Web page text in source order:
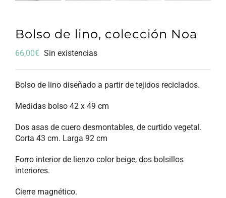
Bolso de lino, colección Noa
66,00€ Sin existencias
Bolso de lino diseñado a partir de tejidos reciclados.
Medidas bolso 42 x 49 cm
Dos asas de cuero desmontables, de curtido vegetal.
Corta 43 cm. Larga 92 cm
Forro interior de lienzo color beige, dos bolsillos
interiores.
Cierre magnético.